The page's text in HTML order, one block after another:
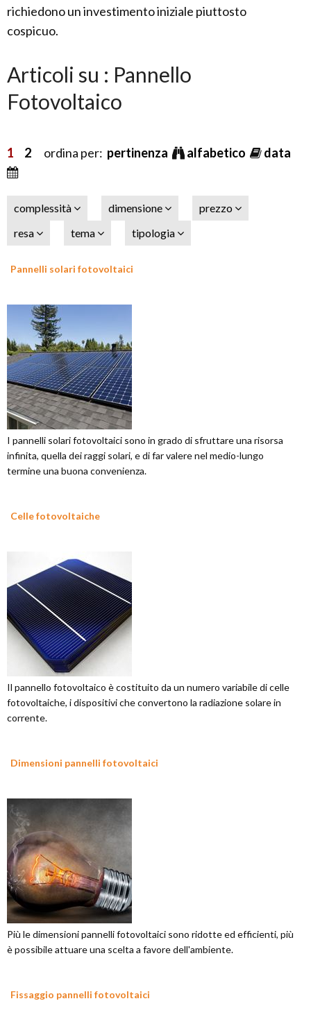
richiedono un investimento iniziale piuttosto
cospicuo.
Articoli su : Pannello
Fotovoltaico
1 2 ordina per: pertinenza alfabetico data
complessità dimensione
prezzo
resa
tema tipologia
Pannelli solari fotovoltaici
I pannelli solari fotovoltaici sono in grado di sfruttare una risorsa
infinita, quella dei raggi solari, e di far valere nel medio-lungo
termine una buona convenienza.
Celle fotovoltaiche
Il pannello fotovoltaico è costituito da un numero variabile di celle
fotovoltaiche, i dispositivi che convertono la radiazione solare in
corrente.
Dimensioni pannelli fotovoltaici
Più le dimensioni pannelli fotovoltaici sono ridotte ed efficienti, più
è possibile attuare una scelta a favore dell'ambiente.
Fissaggio pannelli fotovoltaici